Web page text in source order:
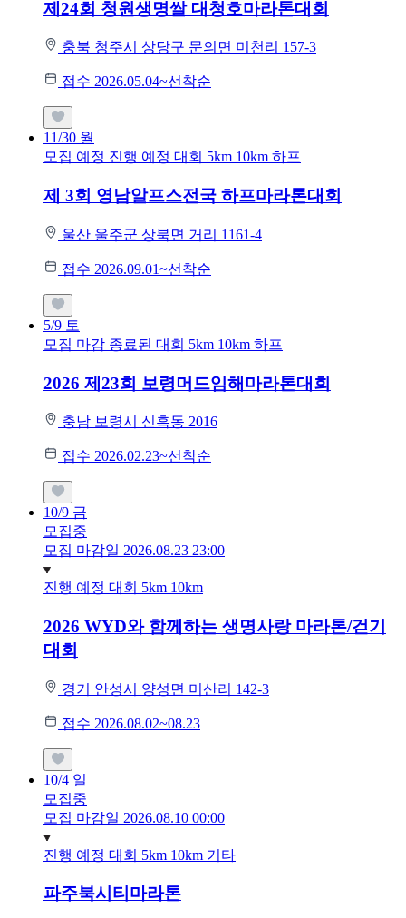
제24회 청원생명쌀 대청호마라톤대회
충북 청주시 상당구 문의면 미천리 157-3
접수 2026.05.04~선착순
11/30 월
모집 예정 진행 예정 대회 5km 10km 하프
제 3회 영남알프스전국 하프마라톤대회
울산 울주군 상북면 거리 1161-4
접수 2026.09.01~선착순
5/9 토
모집 마감 종료된 대회 5km 10km 하프
2026 제23회 보령머드임해마라톤대회
충남 보령시 신흑동 2016
접수 2026.02.23~선착순
10/9 금
모집중
모집 마감일 2026.08.23 23:00
진행 예정 대회 5km 10km
2026 WYD와 함께하는 생명사랑 마라톤/걷기
대회
경기 안성시 양성면 미산리 142-3
접수 2026.08.02~08.23
10/4 일
모집중
모집 마감일 2026.08.10 00:00
진행 예정 대회 5km 10km 기타
파주북시티마라톤